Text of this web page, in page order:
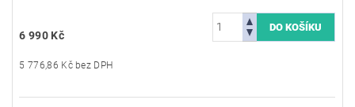
6 990 Kč
5 776,86 Kč bez DPH